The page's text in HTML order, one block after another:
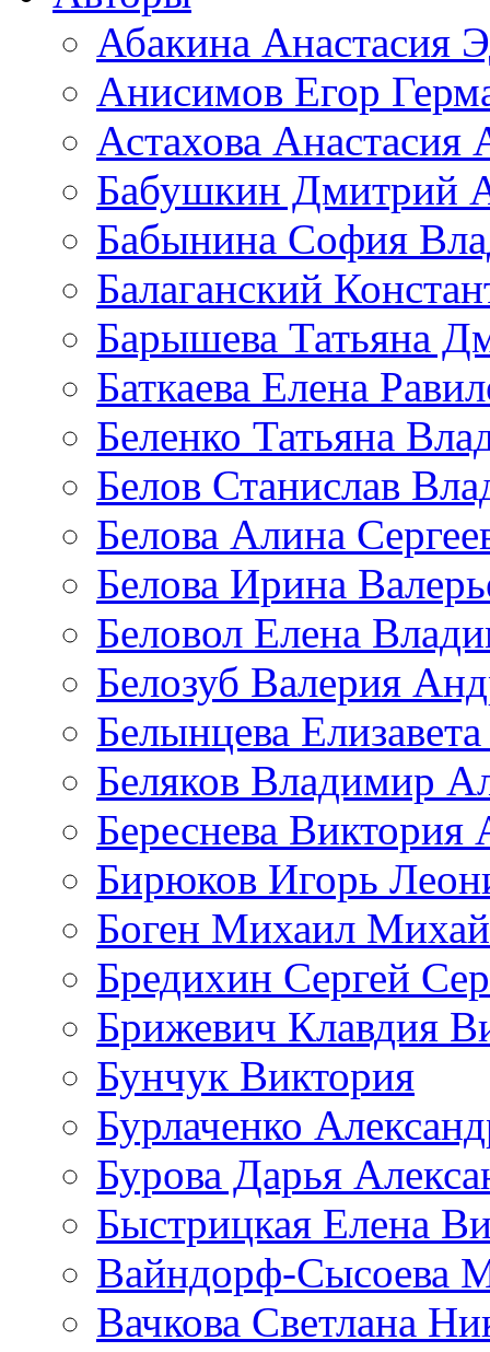
Абакина Анастасия
Анисимов Егор
Астахова Анастасия
Бабушкин Дмитрий
Бабынина София
Балаганский
Барышева Татьяна
Баткаева Елена
Беленко Татьяна
Белов Станислав
Белова Алина
Белова Ирина
Беловол Елена
Белозуб Валерия
Белынцева
Беляков Владимир
Береснева Виктория
Бирюков Игорь
Боген Михаил
Бредихин Сергей
Брижевич Клавдия
Бунчук Виктория
Бурлаченко
Бурова Дарья
Быстрицкая Елена
Вайндорф-Сысоева
Вачкова Светлана